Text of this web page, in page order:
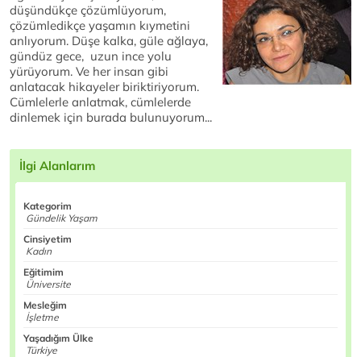
düşündükçe çözümlüyorum,
çözümledikçe yaşamın kıymetini
anlıyorum. Düşe kalka, güle ağlaya,
gündüz gece, uzun ince yolu
yürüyorum. Ve her insan gibi
anlatacak hikayeler biriktiriyorum.
Cümlelerle anlatmak, cümlelerde
dinlemek için burada bulunuyorum...
İlgi Alanlarım
Kategorim
Gündelik Yaşam
Cinsiyetim
Kadın
Eğitimim
Üniversite
Mesleğim
İşletme
Yaşadığım Ülke
Türkiye